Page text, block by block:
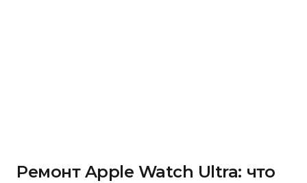
Ремонт Apple Watch Ultra: что